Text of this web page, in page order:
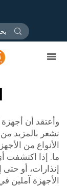
وأعتقد أن
نشعر بالمزيد من
الأنواع من
ما. إذا اكتشفت
إنذارات، أو
الأجهزة آملين